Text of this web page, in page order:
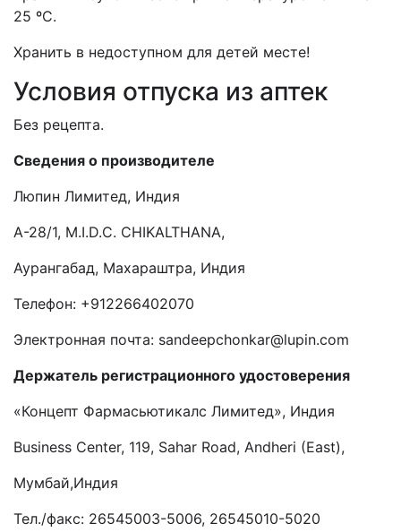
25 ºС.
Хранить в недоступном для детей месте!
Условия отпуска из аптек
Без рецепта.
Сведения о производителе
Люпин Лимитед, Индия
A-28/1, M.I.D.C. CHIKALTHANA,
Аурангабад, Махараштра, Индия
Телефон: +912266402070
Электронная почта: sandeepchonkar@lupin.com
Держатель регистрационного удостоверения
«Концепт Фармасьютикалс Лимитед», Индия
Business Center, 119, Sahar Road, Andheri (East),
Мумбай,Индия
Тел./факс: 26545003-5006, 26545010-5020